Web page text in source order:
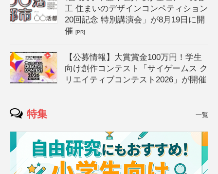
工 住まいのデザインコンペティション
20回記念 特別講演会」が8月19日に開
催[PR]
【公募情報】大賞賞金100万円！学生
向け創作コンテスト「サイゲームス ク
リエイティブコンテスト2026」が開催
特集 一覧